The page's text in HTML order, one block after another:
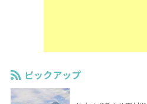
ピックアップ